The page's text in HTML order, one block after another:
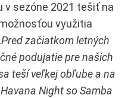
sezóne 2021 tešiť na
využitia
začiatkom letných
podujatie pre našich
teší veľkej obľube a na
Night so Samba